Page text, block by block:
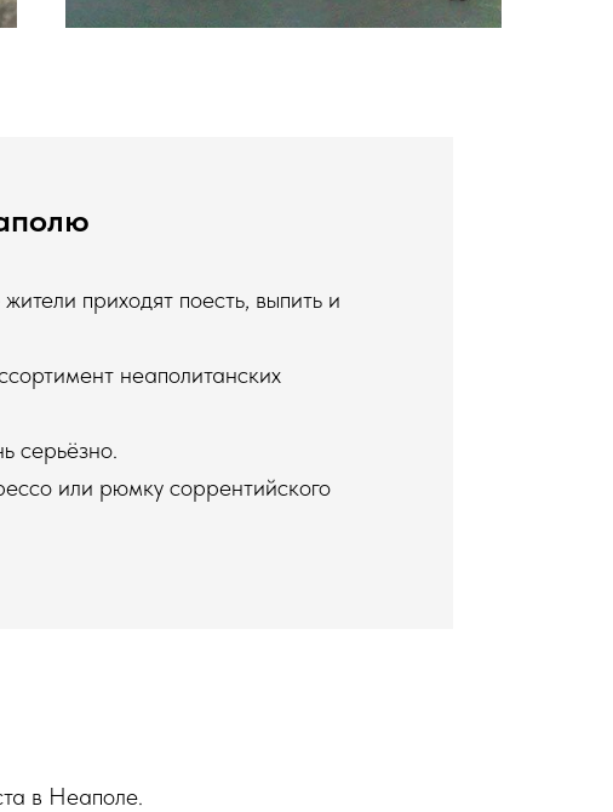
приходят поесть, выпить и
неаполитанских
серьёзно.
или рюмку соррентийского
в Неаполе.